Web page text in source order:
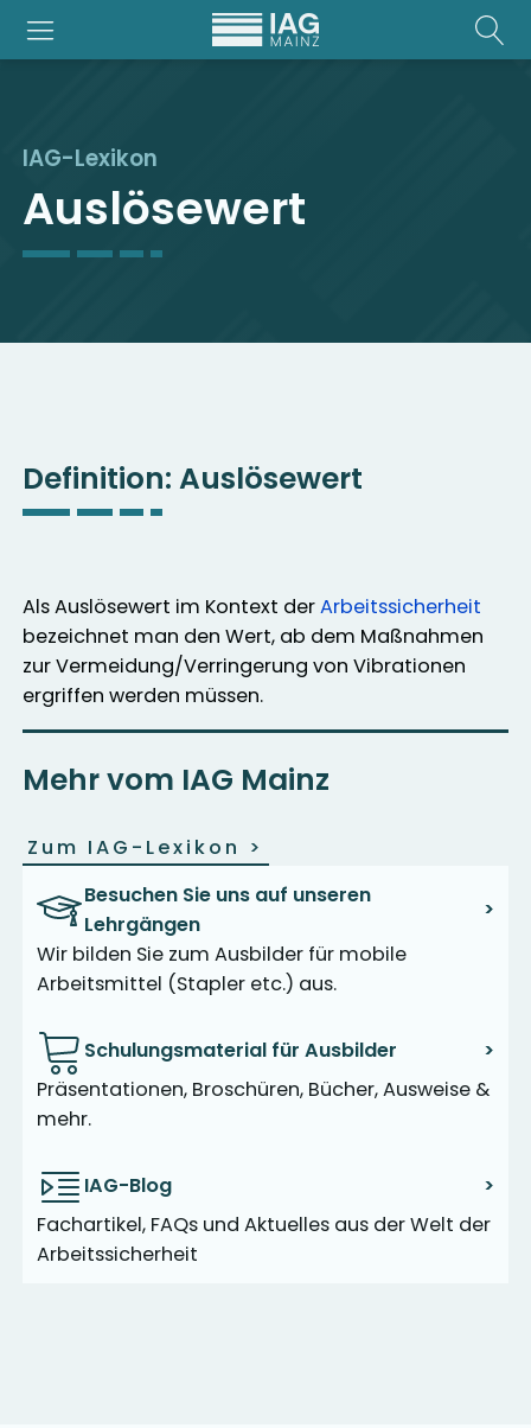
IAG-Lexikon
Auslösewert
Definition:Auslösewert
Als Auslösewert im Kontext derArbeitssicherheit
bezeichnet man den Wert, ab dem Maßnahmen
zur Vermeidung/Verringerung von Vibrationen
ergriffen werden müssen.
Mehr vom IAG Mainz
Zum IAG-Lexikon >
Besuchen Sie uns auf unseren
Lehrgängen
>
Wir bilden Sie zum Ausbilder für mobile
Arbeitsmittel (Stapler etc.) aus.
Schulungsmaterial für Ausbilder
>
Präsentationen, Broschüren, Bücher, Ausweise &
mehr.
IAG-Blog
>
Fachartikel, FAQs und Aktuelles aus der Welt der
Arbeitssicherheit